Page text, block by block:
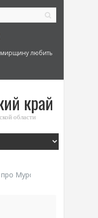
любить
край
области
Муром: «Былинный